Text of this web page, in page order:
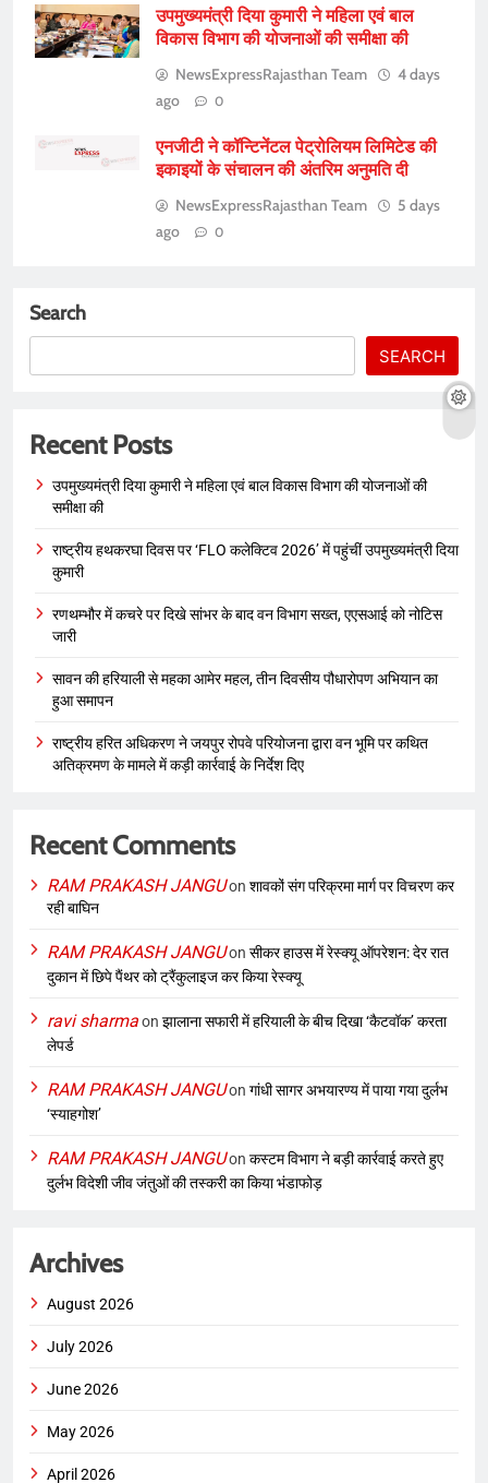
उपमुख्यमंत्री दिया कुमारी ने महिला एवं बाल
विकास विभाग की योजनाओं की समीक्षा की
NewsExpressRajasthan Team
4 days
ago
0
एनजीटी ने कॉन्टिनेंटल पेट्रोलियम लिमिटेड की
इकाइयों के संचालन की अंतरिम अनुमति दी
NewsExpressRajasthan Team
5 days
ago
0
Search
SEARCH
Recent Posts
उपमुख्यमंत्री दिया कुमारी ने महिला एवं बाल विकास विभाग की योजनाओं की
समीक्षा की
राष्ट्रीय हथकरघा दिवस पर ‘FLO कलेक्टिव 2026’ में पहुंचीं उपमुख्यमंत्री दिया
कुमारी
रणथम्भौर में कचरे पर दिखे सांभर के बाद वन विभाग सख्त, एएसआई को नोटिस
जारी
सावन की हरियाली से महका आमेर महल, तीन दिवसीय पौधारोपण अभियान का
हुआ समापन
राष्ट्रीय हरित अधिकरण ने जयपुर रोपवे परियोजना द्वारा वन भूमि पर कथित
अतिक्रमण के मामले में कड़ी कार्रवाई के निर्देश दिए
Recent Comments
RAM PRAKASH JANGUon शावकों संग परिक्रमा मार्ग पर विचरण कर
रही बाघिन
RAM PRAKASH JANGUon सीकर हाउस में रेस्क्यू ऑपरेशन: देर रात
दुकान में छिपे पैंथर को ट्रैंकुलाइज कर किया रेस्क्यू
ravi sharmaon झालाना सफारी में हरियाली के बीच दिखा ‘कैटवॉक’ करता
लेपर्ड
RAM PRAKASH JANGUon गांधी सागर अभयारण्य में पाया गया दुर्लभ
‘स्याहगोश’
RAM PRAKASH JANGUon कस्टम विभाग ने बड़ी कार्रवाई करते हुए
दुर्लभ विदेशी जीव जंतुओं की तस्करी का किया भंडाफोड़
Archives
August 2026
July 2026
June 2026
May 2026
April 2026